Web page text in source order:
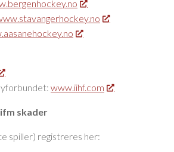
www.iihf.com
skader
spiller) registreres her: